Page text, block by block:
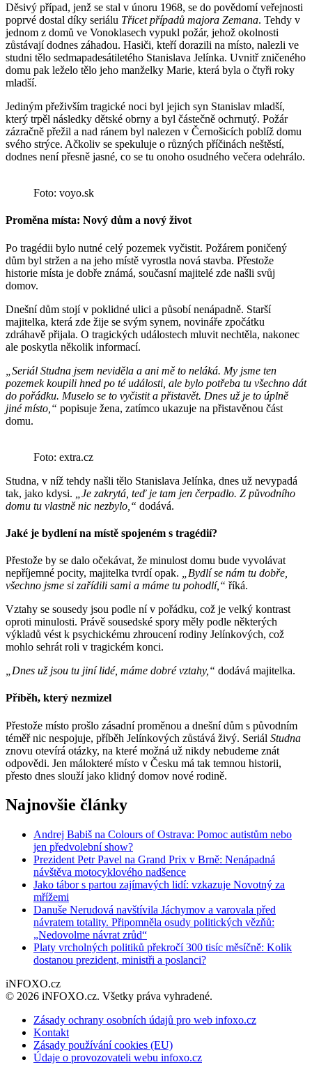
Děsivý případ, jenž se stal v únoru 1968, se do povědomí veřejnosti
poprvé dostal díky seriálu Třicet případů majora Zemana. Tehdy v
jednom z domů ve Vonoklasech vypukl požár, jehož okolnosti
zůstávají dodnes záhadou. Hasiči, kteří dorazili na místo, nalezli ve
studni tělo sedmapadesátiletého Stanislava Jelínka. Uvnitř zničeného
domu pak leželo tělo jeho manželky Marie, která byla o čtyři roky
mladší.
Jediným přeživším tragické noci byl jejich syn Stanislav mladší,
který trpěl následky dětské obrny a byl částečně ochrnutý. Požár
zázračně přežil a nad ránem byl nalezen v Černošicích poblíž domu
svého strýce. Ačkoliv se spekuluje o různých příčinách neštěstí,
dodnes není přesně jasné, co se tu onoho osudného večera odehrálo.
Foto: voyo.sk
Proměna místa: Nový dům a nový život
Po tragédii bylo nutné celý pozemek vyčistit. Požárem poničený
dům byl stržen a na jeho místě vyrostla nová stavba. Přestože
historie místa je dobře známá, současní majitelé zde našli svůj
domov.
Dnešní dům stojí v poklidné ulici a působí nenápadně. Starší
majitelka, která zde žije se svým synem, novináře zpočátku
zdráhavě přijala. O tragických událostech mluvit nechtěla, nakonec
ale poskytla několik informací.
„Seriál Studna jsem neviděla a ani mě to neláká. My jsme ten
pozemek koupili hned po té události, ale bylo potřeba tu všechno dát
do pořádku. Muselo se to vyčistit a přistavět. Dnes už je to úplně
jiné místo,“ popisuje žena, zatímco ukazuje na přistavěnou část
domu.
Foto: extra.cz
Studna, v níž tehdy našli tělo Stanislava Jelínka, dnes už nevypadá
tak, jako kdysi.
„Je zakrytá, teď je tam jen čerpadlo. Z původního
domu tu vlastně nic nezbylo,“ dodává.
Jaké je bydlení na místě spojeném s tragédií?
Přestože by se dalo očekávat, že minulost domu bude vyvolávat
nepříjemné pocity, majitelka tvrdí opak.
„Bydlí se nám tu dobře,
všechno jsme si zařídili sami a máme tu pohodlí,“ říká.
Vztahy se sousedy jsou podle ní v pořádku, což je velký kontrast
oproti minulosti. Právě sousedské spory měly podle některých
výkladů vést k psychickému zhroucení rodiny Jelínkových, což
mohlo sehrát roli v tragickém konci.
„Dnes už jsou tu jiní lidé, máme dobré vztahy,“ dodává majitelka.
Příběh, který nezmizel
Přestože místo prošlo zásadní proměnou a dnešní dům s původním
téměř nic nespojuje, příběh Jelínkových zůstává živý. Seriál Studna
znovu otevírá otázky, na které možná už nikdy nebudeme znát
odpovědi. Jen málokteré místo v Česku má tak temnou historii,
přesto dnes slouží jako klidný domov nové rodině.
Najnovšie články
Andrej Babiš na Colours of Ostrava: Pomoc autistům nebo
jen předvolební show?
Prezident Petr Pavel na Grand Prix v Brně: Nenápadná
návštěva motocyklového nadšence
Jako tábor s partou zajímavých lidí: vzkazuje Novotný za
mřížemi
Danuše Nerudová navštívila Jáchymov a varovala před
návratem totality. Připomněla osudy politických vězňů:
„Nedovolme návrat zrůd“
Platy vrcholných politiků překročí 300 tisíc měsíčně: Kolik
dostanou prezident, ministři a poslanci?
iNFOXO.cz
© 2026 iNFOXO.cz. Všetky práva vyhradené.
Zásady ochrany osobních údajů pro web infoxo.cz
Kontakt
Zásady používání cookies (EU)
Údaje o provozovateli webu infoxo.cz